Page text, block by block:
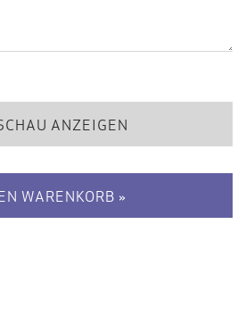
ANZEIGEN
WARENKORB »